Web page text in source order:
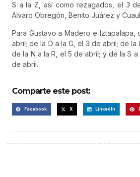
S a la Z, así como rezagados, el 3
Álvaro Obregón, Benito Juárez y
Para Gustavo a Madero e Iztapalapa,
abril; de la D a la G, el 3 de abril; de la
de la N a la R, el 5 de abril; y de la S
de abril.
Comparte este post:
Facebook X LinkedIn